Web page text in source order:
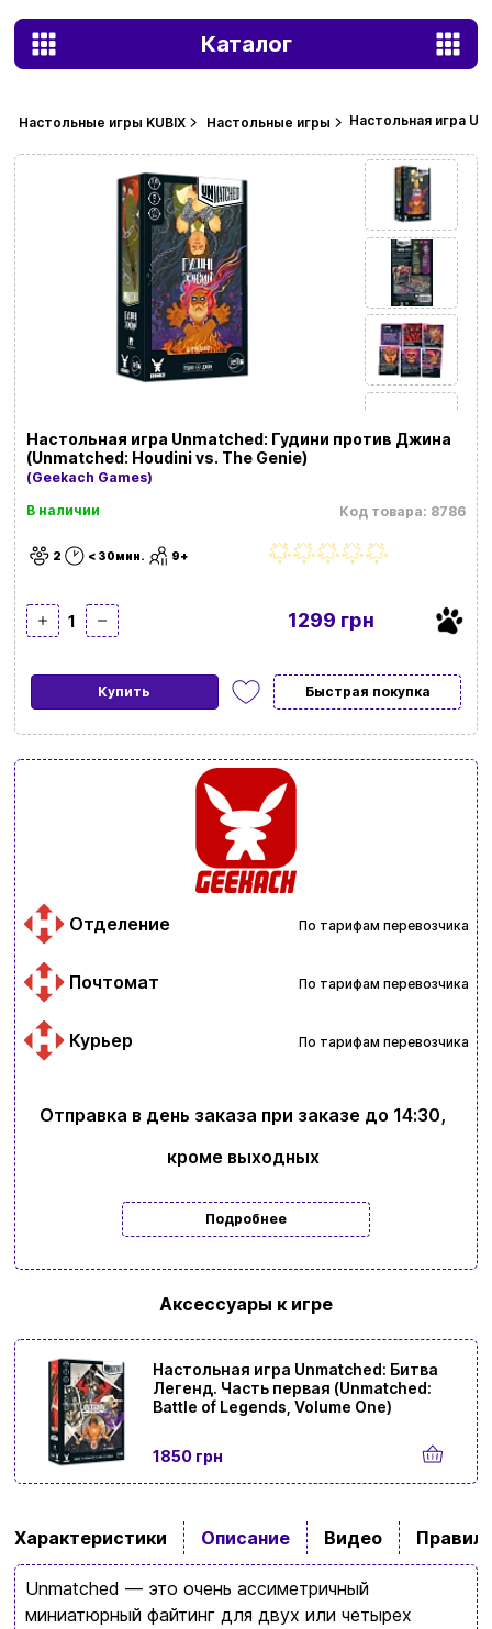
Каталог
Настольные игры KUBIX Настольные игры Настольная игра
Настольная игра Unmatched: Гудини против Джина
(Unmatched: Houdini vs. The Genie)
(Geekach Games)
Код товара: 8786
В наличии
2 < 30мин. 9+
1299 грн
1
Купить Быстрая покупка
Отделение По тарифам перевозчика
Почтомат По тарифам перевозчика
Курьер По тарифам перевозчика
Отправка в день заказа при заказе до 14:30,
кроме выходных
Подробнее
Аксессуары к игре
1850 грн
Настольная игра Unmatched: Битва
Легенд. Часть первая (Unmatched:
Battle of Legends, Volume One)
Характеристики Описание Видео
Unmatched — это очень ассиметричный
миниатюрный файтинг для двух или четырех
Ввойти Регистрация
Доставка и оплата
Новости и статьи